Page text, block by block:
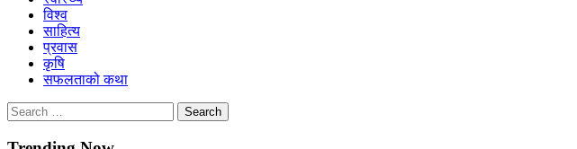
विश्व
साहित्य
प्रवास
कृषि
सफलताको कथा
Search
for: